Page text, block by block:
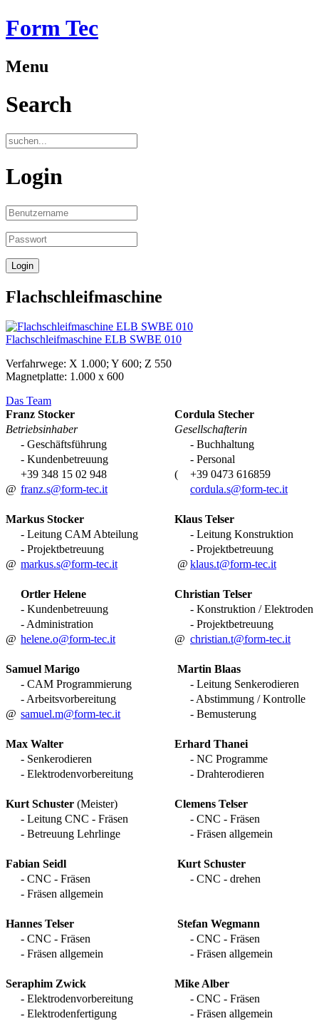
Form Tec
Menu
Search
Login
Flachschleifmaschine
Flachschleifmaschine ELB SWBE 010
Verfahrwege: X 1.000; Y 600; Z 550
Magnetplatte: 1.000 x 600
Das Team
Franz Stocker
Cordula Stecher
Betriebsinhaber
Gesellschafterin
- Geschäftsführung
- Buchhaltung
- Kundenbetreuung
- Personal
+39 348 15 02 948
(
+39 0473 616859
@ franz.s@form-tec.it cordula.s@form-tec.it
Markus Stocker
Klaus Telser
- Leitung CAM Abteilung
- Leitung Konstruktion
- Projektbetreuung
- Projektbetreuung
@ markus.s@form-tec.it @ klaus.t@form-tec.it
Ortler Helene
Christian Telser
- Kundenbetreuung
- Konstruktion / Elektroden
- Administration
- Projektbetreuung
@ helene.o@form-tec.it @ christian.t@form-tec.it
Samuel Marigo
Martin Blaas
- CAM Programmierung
- Leitung Senkerodieren
- Arbeitsvorbereitung
- Abstimmung / Kontrolle
@ samuel.m@form-tec.it - Bemusterung
Max Walter
Erhard Thanei
- Senkerodieren
- NC Programme
- Elektrodenvorbereitung
- Drahterodieren
Kurt Schuster (Meister)
Clemens Telser
- Leitung CNC - Fräsen
- CNC - Fräsen
- Betreuung Lehrlinge
- Fräsen allgemein
Fabian Seidl
Kurt Schuster
- CNC - Fräsen
- CNC - drehen
- Fräsen allgemein
Hannes Telser
Stefan Wegmann
- CNC - Fräsen
- CNC - Fräsen
- Fräsen allgemein
- Fräsen allgemein
Seraphim Zwick
Mike Alber
- Elektrodenvorbereitung
- CNC - Fräsen
- Elektrodenfertigung
- Fräsen allgemein